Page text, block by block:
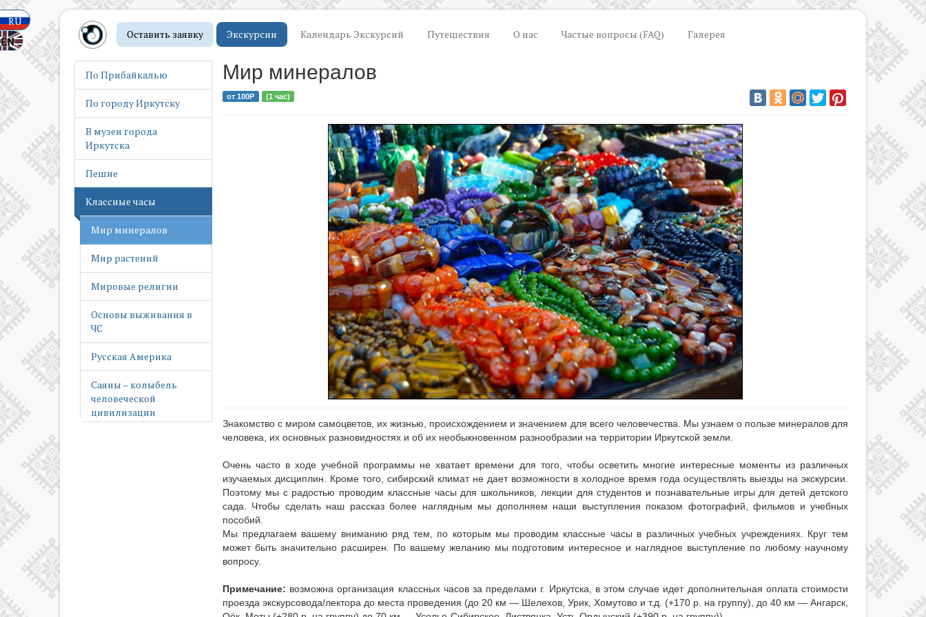
RU
EN
Оставить заявку Экскурсии Календарь Экскурсий Путешествия О нас Частые вопросы (FAQ) Галерея
По Прибайкалью
По городу Иркутску
В музеи города
Иркутска
Пешие
Классные часы
Знакомимся со
страной
Иркутск – духовная
столица Сибири
История авиации
История одного героя
Концепция
устойчивого развития
Лучший воин в мире –
Сибиряк
Мир минералов
Мир растений
Мировые религии
Основы выживания в
ЧС
Русская Америка
Саяны – колыбель
человеческой
цивилизации
Мир минералов
от 100Р (1 час)
Знакомство с миром самоцветов, их жизнью, происхождением и значением для всего человечества. Мы узнаем о пользе минералов для
человека, их основных разновидностях и об их необыкновенном разнообразии на территории Иркутской земли.
Очень часто в ходе учебной программы не хватает времени для того, чтобы осветить многие интересные моменты из различных
изучаемых дисциплин. Кроме того, сибирский климат не дает возможности в холодное время года осуществлять выезды на экскурсии.
Поэтому мы с радостью проводим классные часы для школьников, лекции для студентов и познавательные игры для детей детского
сада. Чтобы сделать наш рассказ более наглядным мы дополняем наши выступления показом фотографий, фильмов и учебных
пособий.
Мы предлагаем вашему вниманию ряд тем, по которым мы проводим классные часы в различных учебных учреждениях. Круг тем
может быть значительно расширен. По вашему желанию мы подготовим интересное и наглядное выступление по любому научному
вопросу.
Примечание: возможна организация классных часов за пределами г. Иркутска, в этом случае идет дополнительная оплата стоимости
проезда экскурсовода/лектора до места проведения (до 20 км — Шелехов, Урик, Хомутово и т.д. (+170 р. на группу), до 40 км — Ангарск,